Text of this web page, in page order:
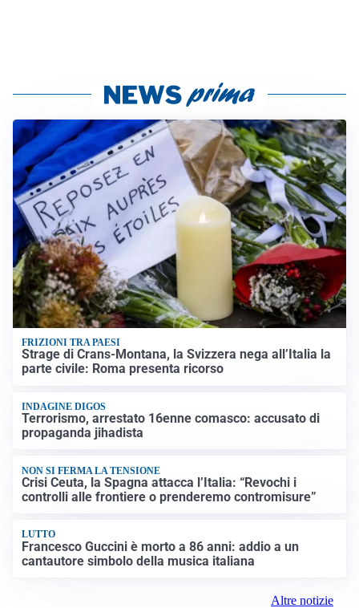
FRIZIONI TRA PAESI
Strage di Crans-Montana, la Svizzera nega all’Italia la
parte civile: Roma presenta ricorso
INDAGINE DIGOS
Terrorismo, arrestato 16enne comasco: accusato di
propaganda jihadista
NON SI FERMA LA TENSIONE
Crisi Ceuta, la Spagna attacca l’Italia: “Revochi i
controlli alle frontiere o prenderemo contromisure”
LUTTO
Francesco Guccini è morto a 86 anni: addio a un
cantautore simbolo della musica italiana
Altre notizie